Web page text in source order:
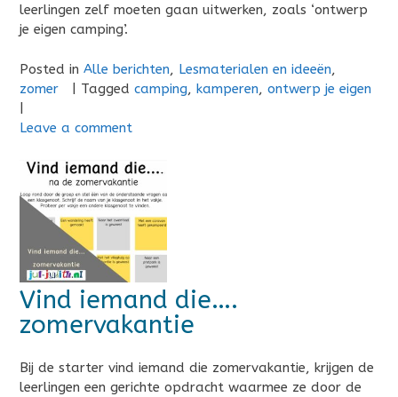
leerlingen zelf moeten gaan uitwerken, zoals ‘ontwerp
je eigen camping’.
Posted in Alle berichten, Lesmaterialen en ideeën,
zomer
Tagged camping, kamperen, ontwerp je eigen
Leave a comment
Vind iemand die….
zomervakantie
Bij de starter vind iemand die zomervakantie, krijgen de
leerlingen een gerichte opdracht waarmee ze door de